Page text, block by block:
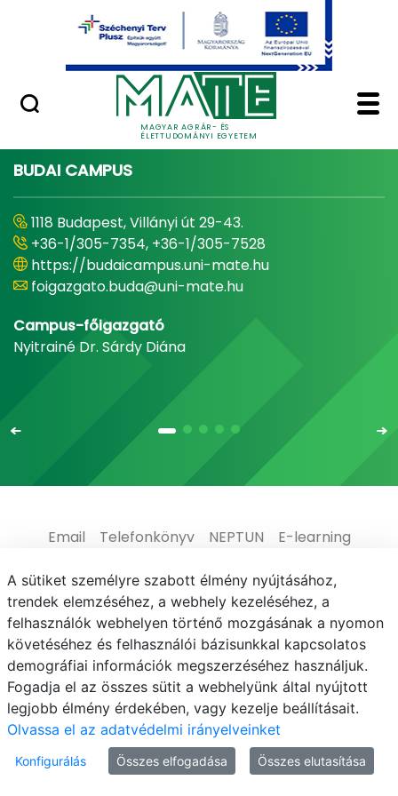
Ugrás a fő tartalomhoz
MAGYAR AGRÁR- ÉS
ÉLETTUDOMÁNYI EGYETEM
Minőségügy
Home - Magyar
BUDAI CAMPUS
1118 Budapest, Villányi út 29-43.
+36-1/305-7354, +36-1/305-7528
https://budaicampus.uni-mate.hu
foigazgato.buda@uni-mate.hu
Campus-főigazgató
Nyitrainé Dr. Sárdy Diána
Email Telefonkönyv NEPTUN
E-learning
Médiaközpont
Informatikai Igazgatóság
Adatvédelem
© MATE 2021
A sütiket személyre szabott élmény nyújtásához,
trendek elemzéséhez, a webhely kezeléséhez, a
felhasználók webhelyen történő mozgásának a nyomon
követéséhez és felhasználói bázisunkkal kapcsolatos
demográfiai információk megszerzéséhez használjuk.
Fogadja el az összes sütit a webhelyünk által nyújtott
legjobb élmény érdekében, vagy kezelje beállításait.
Olvassa el az adatvédelmi irányelveinket
Konfigurálás Összes elfogadása Összes elutasítása